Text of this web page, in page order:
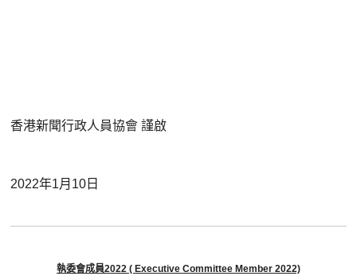
香港新聞行政人員協會謹啟
2022年1月10日
執委會成員2022 ( Executive Committee Member 2022)